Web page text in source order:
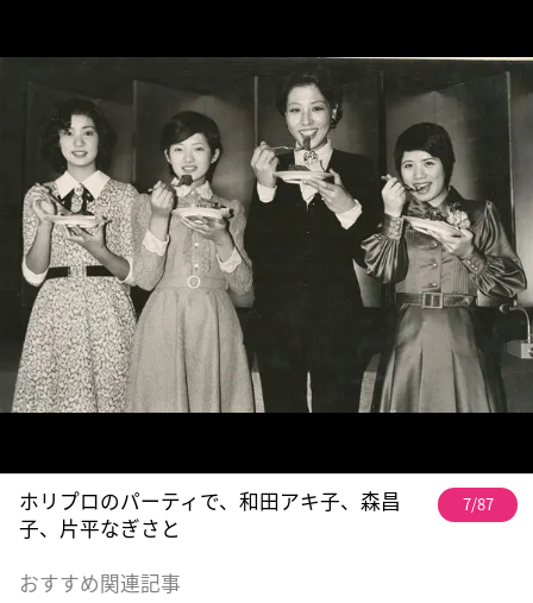
ホリプロのパーティで、和田アキ子、森昌
子、片平なぎさと
7/87
おすすめ関連記事